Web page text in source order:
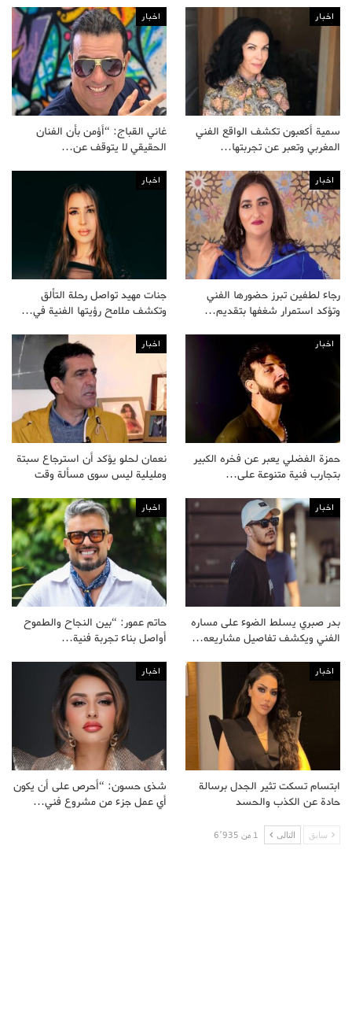
اخبار
سمية أكعبون تكشف الواقع الفني
المغربي وتعبر عن تجربتها…
اخبار
غاني القباج: “أؤمن بأن الفنان
الحقيقي لا يتوقف عن…
اخبار
رجاء لطفين تبرز حضورها الفني
وتؤكد استمرار شغفها بتقديم…
اخبار
جنات مهيد تواصل رحلة التألق
وتكشف ملامح رؤيتها الفنية في…
اخبار
حمزة الفضلي يعبر عن فخره الكبير
بتجارب فنية متنوعة على…
اخبار
نعمان لحلو يؤكد أن استرجاع سبتة
ومليلية ليس سوى مسألة وقت
اخبار
بدر صبري يسلط الضوء على مساره
الفني ويكشف تفاصيل مشاريعه…
اخبار
حاتم عمور: “بين النجاح والطموح
أواصل بناء تجربة فنية…
اخبار
ابتسام تسكت تثير الجدل برسالة
حادة عن الكذب والحسد
اخبار
شذى حسون: “أحرص على أن يكون
أي عمل جزء من مشروع فني…
سابق التالى 1 من 6٬935